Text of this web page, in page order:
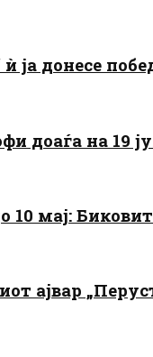
ја донесе
доаѓа на 19
10 мај:
ајвар